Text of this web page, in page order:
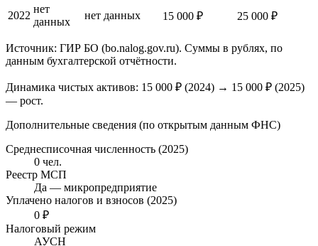
2022
нет
данных
нет данных 15 000 ₽ 25 000 ₽
Источник: ГИР БО (bo.nalog.gov.ru). Суммы в рублях, по
данным бухгалтерской отчётности.
Динамика чистых активов: 15 000 ₽ (2024) → 15 000 ₽ (2025)
— рост.
Дополнительные сведения (по открытым данным ФНС)
Среднесписочная численность (2025)
0 чел.
Реестр МСП
Да — микропредприятие
Уплачено налогов и взносов (2025)
0 ₽
Налоговый режим
АУСН